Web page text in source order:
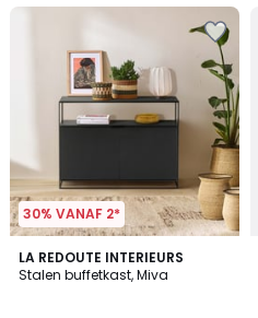
30% VANAF 2*
LA REDOUTE INTERIEURS
Stalen buffetkast, Miva
4.2
/ 5